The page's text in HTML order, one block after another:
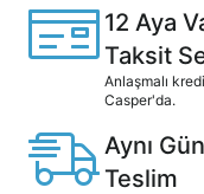
12 Aya
Taksit
Anlaşmalı
Casper'da.
Aynı Gün
Teslim